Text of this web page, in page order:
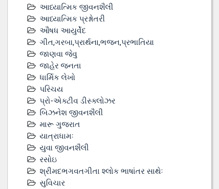
આધ્યાત્મિક જીવનશૈલી
આધ્યાત્મિક પ્રશ્નોતરી
ઔષધ આયુર્વેદ
ગીત,ગરબા,પ્રાર્થના,ભજન,પ્રભાતિયા
જાણવા જેવુ
જાહેર જનતા
ધાર્મિક લેખો
પરિચય
પ્રો-એક્ટીવ ડીસ્‍ક્લોઝર
બિઝનેશ જીવનશૈલી
મારૂ ગુજરાત
યાત્રાધામઃ
યુવા જીવનશૈલી
રસોઇ
શ્રીમદભગવતગીતા શ્લોક ભાષાંતર સાથેઃ
સુવિચાર